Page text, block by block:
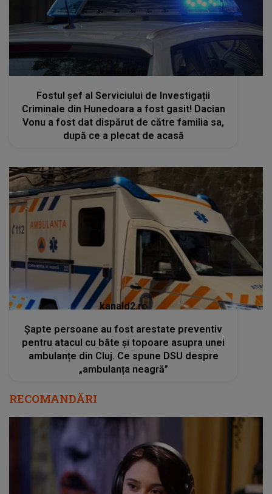
kanald2.ro
Fostul șef al Serviciului de Investigații
Criminale din Hunedoara a fost gasit! Dacian
Vonu a fost dat dispărut de către familia sa,
după ce a plecat de acasă
kanald2.ro
Șapte persoane au fost arestate preventiv
pentru atacul cu bâte și topoare asupra unei
ambulanțe din Cluj. Ce spune DSU despre
„ambulanța neagră”
RECOMANDĂRI